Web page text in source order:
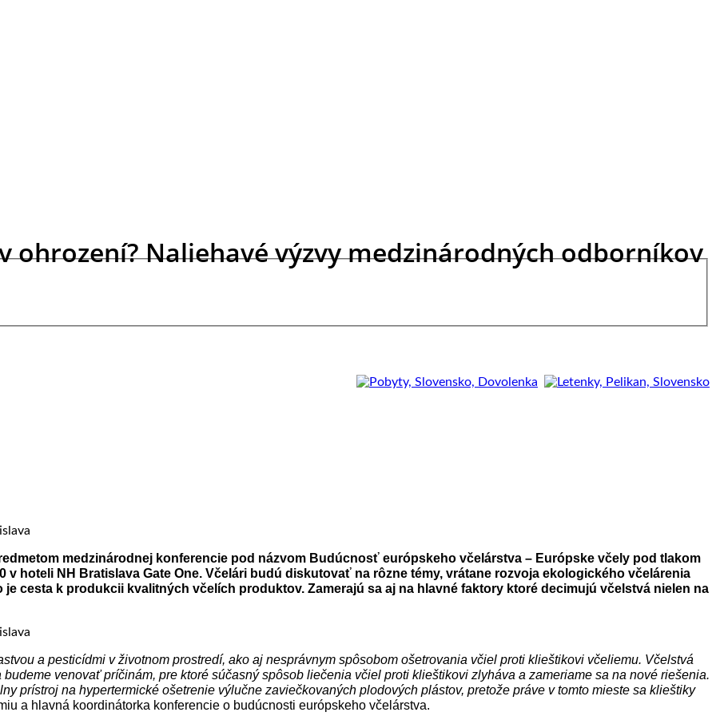
ohrození? Naliehavé výzvy medzinárodných odborníkov
medzinárodnej konferencie pod názvom Budúcnosť európskeho včelárstva – Európske včely pod tlakom
hoteli NH Bratislava Gate One. Včelári budú diskutovať na rôzne témy, vrátane rozvoja ekologického včelárenia
cesta k produkcii kvalitných včelích produktov. Zamerajú sa aj na hlavné faktory ktoré decimujú včelstvá nielen na
a pesticídmi v životnom prostredí, ako aj nesprávnym spôsobom ošetrovania včiel proti klieštikovi včeliemu. Včelstvá
venovať príčinám, pre ktoré súčasný spôsob liečenia včiel proti klieštikovi zlyháva a zameriame sa na nové riešenia.
prístroj na hypertermické ošetrenie výlučne zaviečkovaných plodových plástov, pretože práve v tomto mieste sa klieštiky
a hlavná koordinátorka konferencie o budúcnosti európskeho včelárstva.